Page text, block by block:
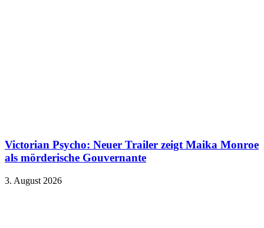
Victorian Psycho: Neuer Trailer zeigt Maika Monroe
als mörderische Gouvernante
3. August 2026